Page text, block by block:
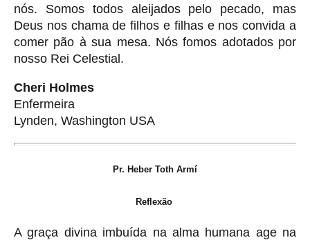
nós. Somos todos aleijados pelo pecado, mas
Deus nos chama de filhos e filhas e nos convida a
comer pão à sua mesa. Nós fomos adotados por
nosso Rei Celestial.
Cheri Holmes
Enfermeira
Lynden, Washington USA
Pr. Heber Toth Armí
Reflexão
A graça divina imbuída na alma humana age na